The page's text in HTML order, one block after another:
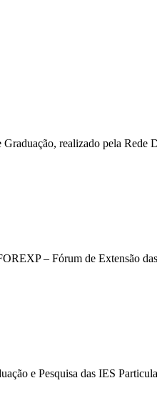
realizado pela
– Fórum de Extensão
e Pesquisa das IES